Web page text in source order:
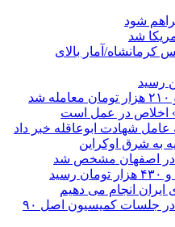
شود
شد
کرمانشاه/آمار بالای
اخلاص در عمل است
عامل شهادت ابوعاقله خبر داد
به شرق اوکراین
انجام می دهیم
وزرای اقتصاد، صمت و دادگستری در جلسات کمیسیون اصل ۹۰